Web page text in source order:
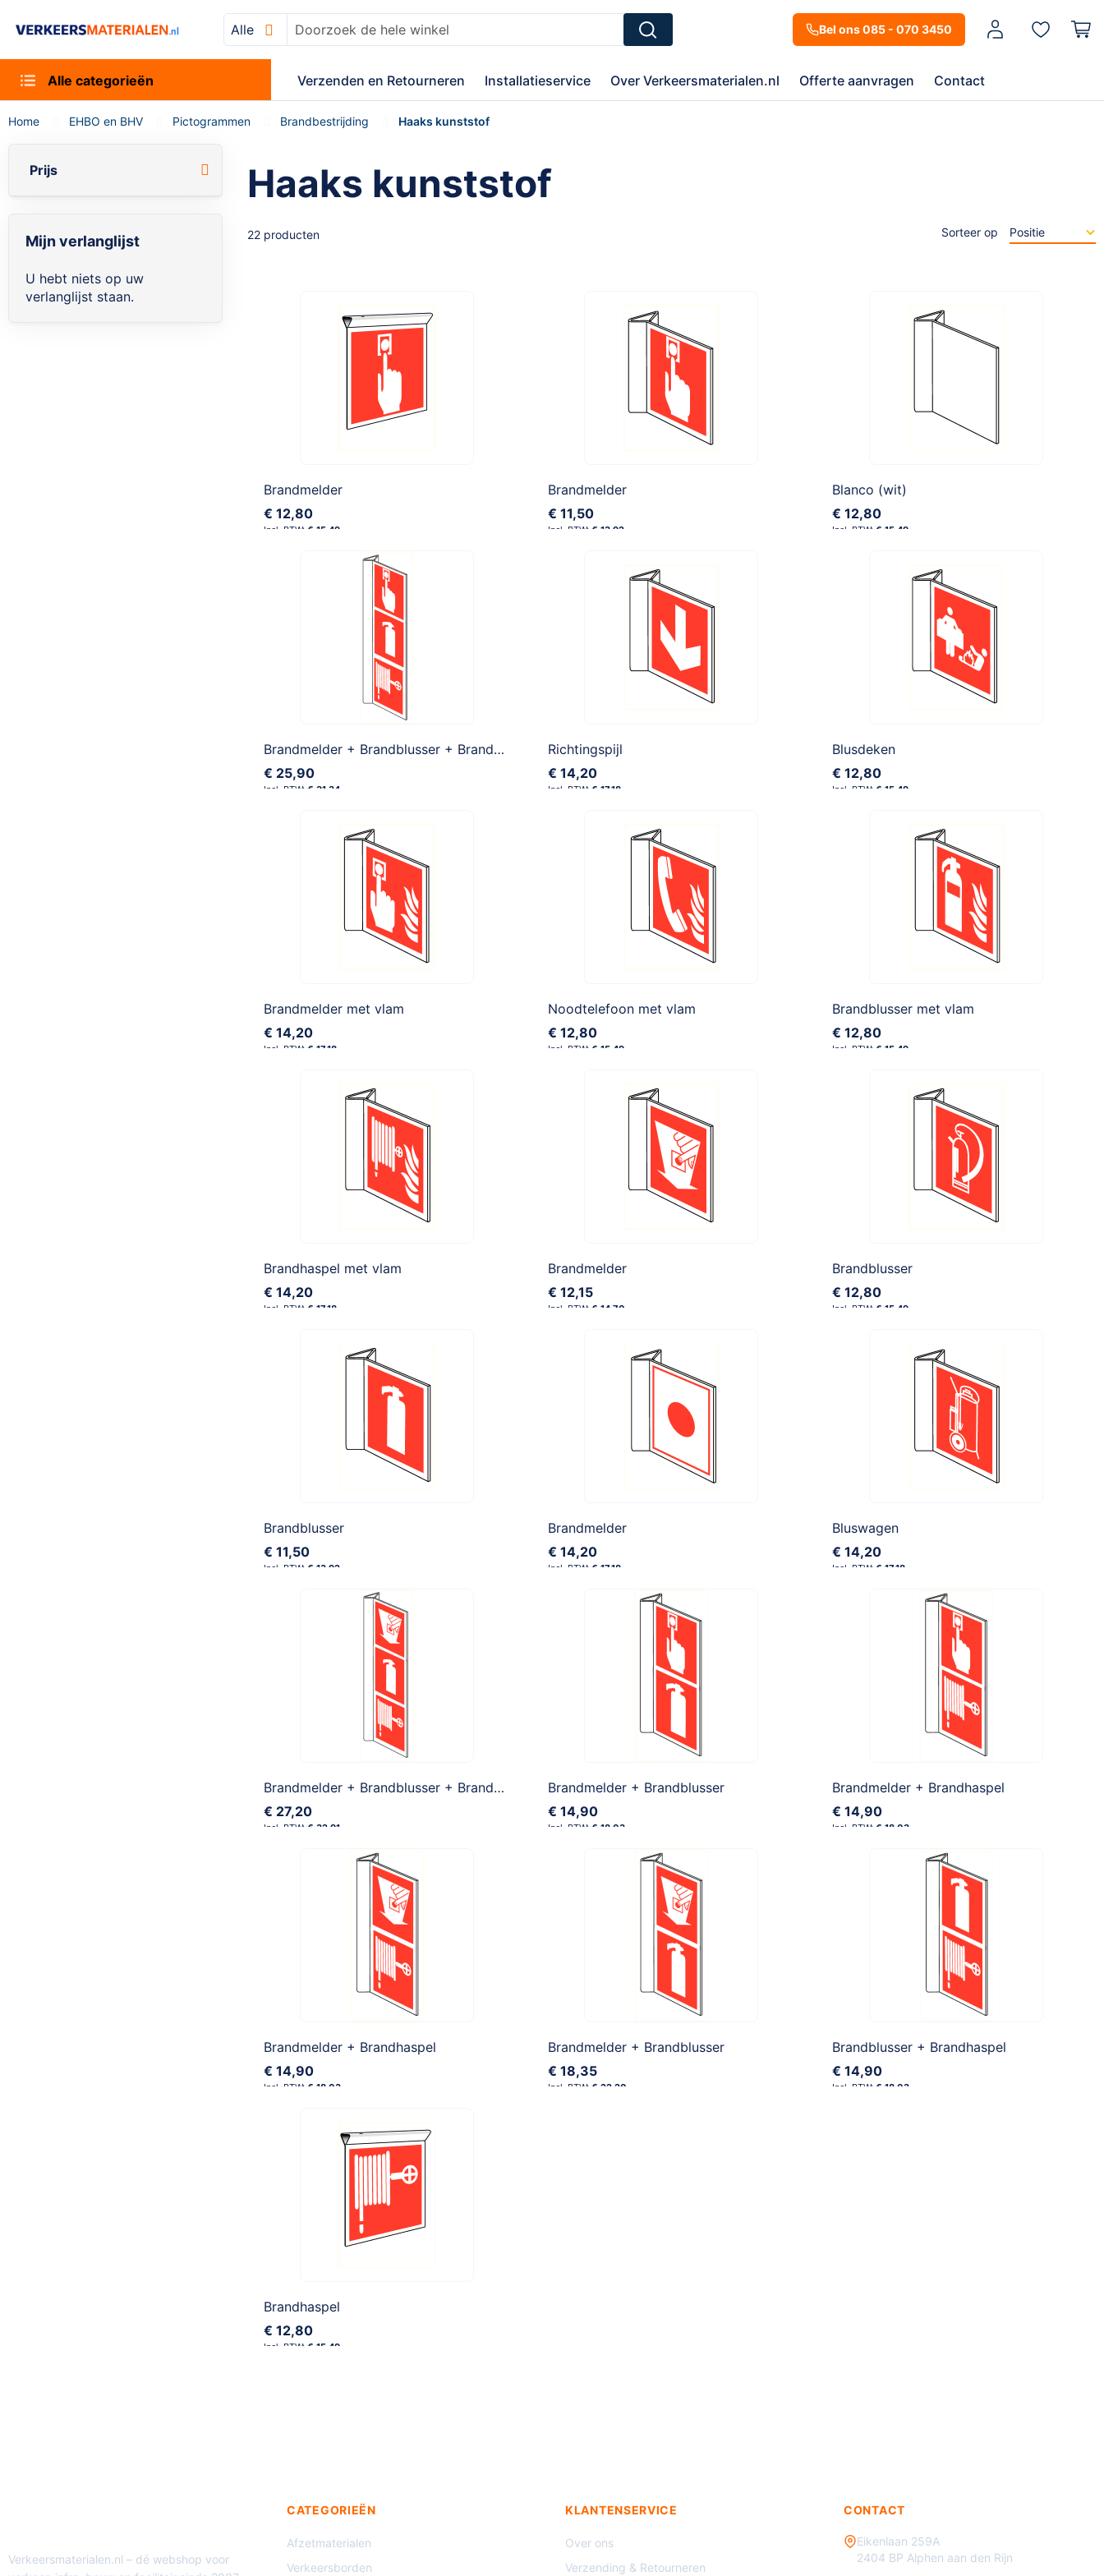
Bel ons 085 - 070 3450 Mijn account
Alle Zoek
Alle categorieën Verzenden en Retourneren Installatieservice Over Verkeersmaterialen.nl Offerte aanvragen Contact
Home EHBO en BHV Pictogrammen Brandbestrijding Haaks kunststof
Haaks kunststof
22producten Sorteer op
Brandmelder
€ 12,80
€ 15,49
Brandmelder
€ 11,50
€ 13,92
Blanco (wit)
€ 12,80
€ 15,49
Brandmelder + Brandblusser + Brandhaspel
€ 25,90
€ 31,34
Richtingspijl
€ 14,20
€ 17,18
Blusdeken
€ 12,80
€ 15,49
Brandmelder met vlam
€ 14,20
€ 17,18
Noodtelefoon met vlam
€ 12,80
€ 15,49
Brandblusser met vlam
€ 12,80
€ 15,49
Brandhaspel met vlam
€ 14,20
€ 17,18
Brandmelder
€ 12,15
€ 14,70
Brandblusser
€ 12,80
€ 15,49
Brandblusser
€ 11,50
€ 13,92
Brandmelder
€ 14,20
€ 17,18
Bluswagen
€ 14,20
€ 17,18
Brandmelder + Brandblusser + Brandhaspel
€ 27,20
€ 32,91
Brandmelder + Brandblusser
€ 14,90
€ 18,03
Brandmelder + Brandhaspel
€ 14,90
€ 18,03
Brandmelder + Brandhaspel
€ 14,90
€ 18,03
Brandmelder + Brandblusser
€ 18,35
€ 22,20
Brandblusser + Brandhaspel
€ 14,90
€ 18,03
Brandhaspel
€ 12,80
€ 15,49
Prijs
Mijn verlanglijst
U hebt niets op uw
verlanglijst staan.
Verkeersmaterialen.nl – dé webshop voor
CATEGORIEËN
Afzetmaterialen
Verkeersborden
KLANTENSERVICE
Over ons
Verzending & Retourneren
CONTACT
Eikenlaan 259A
2404 BP Alphen aan den Rijn